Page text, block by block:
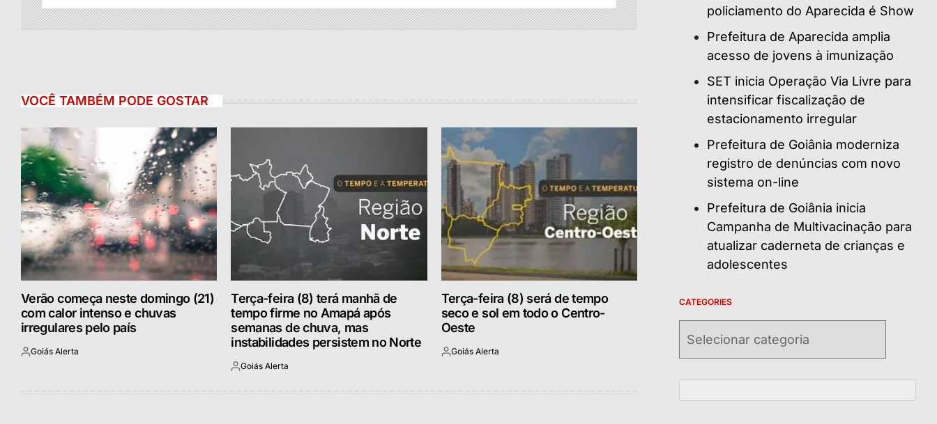
VOCÊ TAMBÉM PODE GOSTAR
Verão começa neste domingo (21)
com calor intenso e chuvas
irregulares pelo país
Postado
Goiás Alerta
Terça-feira (8) terá manhã de
tempo firme no Amapá após
semanas de chuva, mas
instabilidades persistem no Norte
Postado
Goiás Alerta
Terça-feira (8) será de tempo
seco e sol em todo o Centro-
Oeste
Postado
Goiás Alerta
policiamento do Aparecida é Show
Prefeitura de Aparecida amplia
acesso de jovens à imunização
SET inicia Operação Via Livre para
intensificar fiscalização de
estacionamento irregular
Prefeitura de Goiânia moderniza
registro de denúncias com novo
sistema on-line
Prefeitura de Goiânia inicia
Campanha de Multivacinação para
atualizar caderneta de crianças e
adolescentes
CATEGORIES